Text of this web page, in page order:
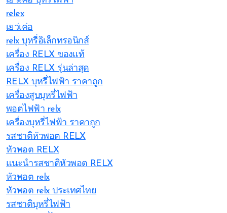
relex
เยว่เค่อ
relx บุหรี่อิเล็กทรอนิกส์
เครื่อง RELX ของแท้
เครื่อง RELX รุ่นล่าสุด
RELX บุหรี่ไฟฟ้า ราคาถูก
เครื่องสูบบุหรี่ไฟฟ้า
พอตไฟฟ้า relx
เครื่องบุหรี่ไฟฟ้า ราคาถูก
รสชาติหัวพอต RELX
หัวพอต RELX
แนะนำรสชาติหัวพอต RELX
หัวพอต relx
หัวพอต relx ประเทศไทย
รสชาติบุหรี่ไฟฟ้า